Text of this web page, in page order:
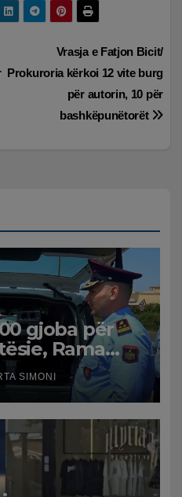
Vrasja e Fatjon Bicit/
Prokuroria kërkoi 12 vite burg
për autorin, 10 për
bashkëpunëtorët
gjoba për
Rama
Kamerat e
në
SIMONI